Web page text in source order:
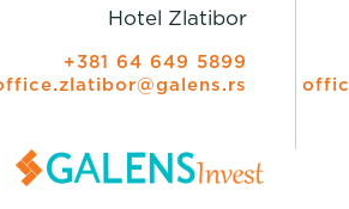
Hotel Zlatibor
+381 64 649 5899